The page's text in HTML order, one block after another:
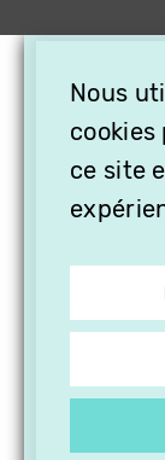
Nous
ce site